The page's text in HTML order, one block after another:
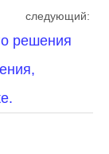
следующий:
решения